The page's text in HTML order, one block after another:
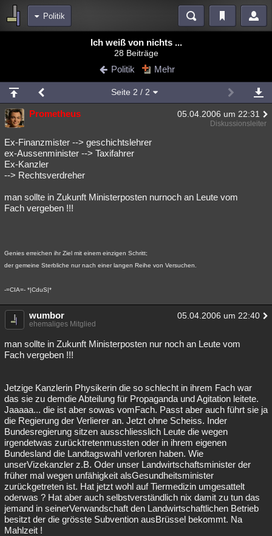
Politik
Blogs
Chat Wiki Neuigkeiten
meine Rubriken
Menschen Wissenschaft Mystery Kriminalfälle
Spiritualität Verschwörungen Technologie
Natur
Philosophie Träume Orte Esoterik Literatur
Musik Clash Verbesserungen
Übersichten
Besucht
Lesenswert
Ich weiß von nichts ...
28 Beiträge
Politik Mehr
Seite 2 / 2
Prometheus 05.04.2006 um 22:31
Diskussionsleiter
Ex-Finanzmister --> geschichtslehrer
ex-Aussenminister --> Taxifahrer
Ex-Kanzler
--> Rechtsverdreher
man sollte in Zukunft Ministerposten nurnoch an Leute vom
Fach vergeben !!!
Genies erreichen ihr Ziel mit einem einzigen Schritt;
der gemeine Sterbliche nur nach einer langen Reihe von Versuchen.
-=CIA=- *|CduS|*
wumbor 05.04.2006 um 22:40
ehemaliges Mitglied
man sollte in Zukunft Ministerposten nur noch an Leute vom
Fach vergeben !!!
Jetzige Kanzlerin Physikerin die so schlecht in ihrem Fach war
das sie zu demdie Abteilung für Propaganda und Agitation leitete.
Jaaaaa... die ist aber sowas vomFach. Passt aber auch führt sie ja
die Regierung der Verlierer an. Jetzt ohne Scheiss. Inder
Bundesregierung sitzen ausschliesslich Leute die wegen
irgendetwas zurücktretenmussten oder in ihrem eigenen
Bundesland die Landtagswahl verloren haben. Wie
unserVizekanzler z.B. Oder unser Landwirtschaftsminister der
früher mal wegen unfähigkeit alsGesundheitsminister
zurückgetreten ist. Hat jetzt wohl auf Tiermedizin umgesattelt
oderwas ? Hat aber auch selbstverständlich nix damit zu tun das
jemand in seinerVerwandschaft den Landwirtschaftlichen Betrieb
besitzt der die grösste Subvention ausBrüssel bekommt. Na
Mahlzeit !